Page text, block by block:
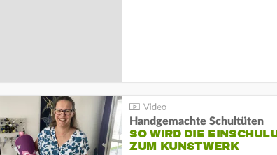
Handgemachte Schultüten
SO WIRD DIE
ZUM KUNSTWERK